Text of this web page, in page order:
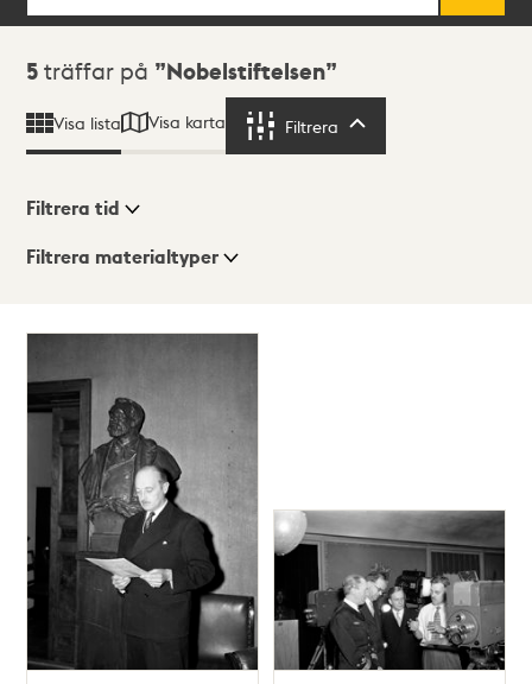
Sökresultat
5 träffar på Nobelstiftelsen
Visa lista Visa karta Filtrera
Visningsläge
Filtrera tid
Filtrera materialtyper